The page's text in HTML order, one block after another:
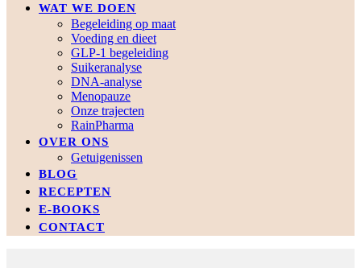
WAT WE DOEN
Begeleiding op maat
Voeding en dieet
GLP-1 begeleiding
Suikeranalyse
DNA-analyse
Menopauze
Onze trajecten
RainPharma
OVER ONS
Getuigenissen
BLOG
RECEPTEN
E-BOOKS
CONTACT